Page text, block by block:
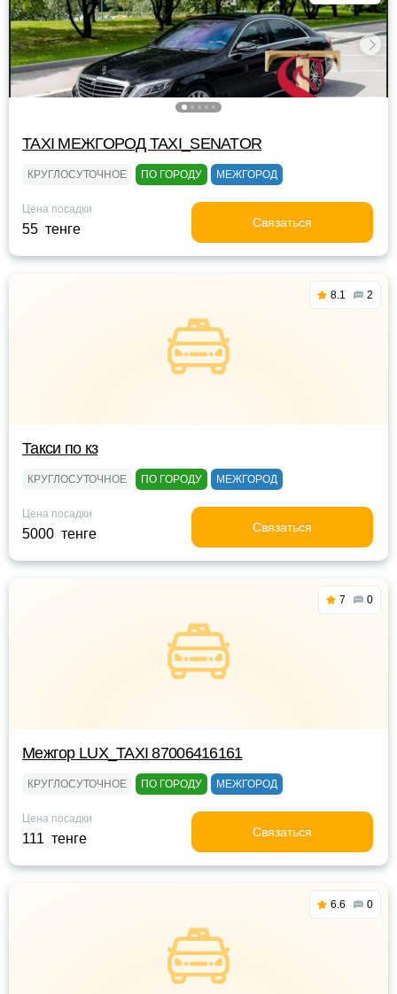
TAXI МЕЖГОРОД TAXI_SENATOR
КРУГЛОСУТОЧНОЕ ПО ГОРОДУ МЕЖГОРОД
Цена посадки
55 тенге Связаться
8.1 2
Такси по кз
КРУГЛОСУТОЧНОЕ ПО ГОРОДУ МЕЖГОРОД
Цена посадки
5000 тенге Связаться
7 0
Межгор LUX_TAXI 87006416161
КРУГЛОСУТОЧНОЕ ПО ГОРОДУ МЕЖГОРОД
Цена посадки
111 тенге Связаться
6.6 0